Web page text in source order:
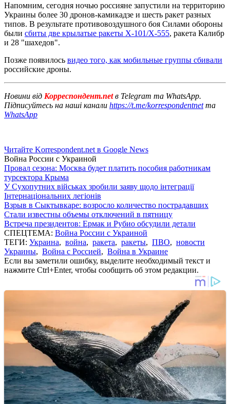
Напомним, сегодня ночью россияне запустили на территорию
Украины более 30 дронов-камикадзе и шесть ракет разных
типов. В результате противовоздушного боя Силами обороны
были сбиты две крылатые ракеты Х-101/Х-555, ракета Калибр
и 28 "шахедов".
Позже появилось видео того, как мобильные группы сбивали
российские дроны.
Новини від Корреспондент.netв Telegram та WhatsApp.
Підписуйтесь на наші канали https://t.me/korrespondentnetта
WhatsApp
Читайте Korrespondent.net в Google News
Война России с Украиной
Провал сезона: Москва будет платить пособия работникам
турсектора Крыма
У Сухопутних військах зробили заяву щодо інтеграції
Інтернаціональних легіонів
Взрыв в Сыктывкаре: возросло количество пострадавших
Стали известны объемы отключений в пятницу
Встреча президентов: Ермак и Рубио обсудили детали
СПЕЦТЕМА: Война России с Украиной
ТЕГИ: Украина, война, ракета, ракеты, ПВО, новости
Украины, Война с Россией, Война в Украине
Если вы заметили ошибку, выделите необходимый текст и
нажмите Ctrl+Enter, чтобы сообщить об этом редакции.